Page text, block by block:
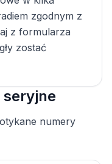
zgodnym z
z formularza
zostać
seryjne
numery